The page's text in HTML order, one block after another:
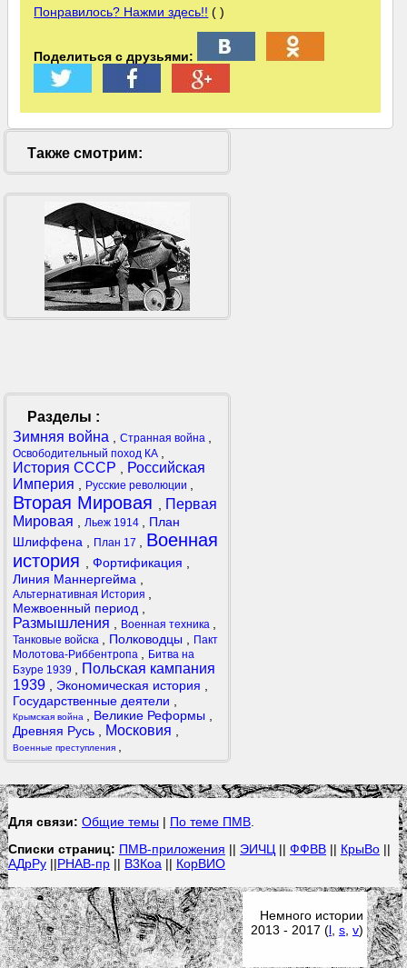
Понравилось? Нажми здесь!! ( )
Поделиться с друзьями:
Также смотрим:
Разделы :
Зимняя война
Странная война
Освободительный поход КА
История СССР
Российская
Империя
Русские революции
Вторая Мировая
Первая
Мировая
Льеж 1914
План
Шлиффена
План 17
Военная
история
Фортификация
Линия Маннергейма
Альтернативная История
Межвоенный период
Размышления Военная техника
Танковые войска Полководцы
Пакт
Молотова-Риббентропа
Битва на
Бзуре 1939
Польская кампания
1939
Экономическая история
Государственные деятели
Крымская война Великие Реформы
Древняя Русь
Московия
Военные преступления
Для связи: Общие темы | По теме ПМВ.
Списки страниц: ПМВ-приложения || ЭИЧЦ || ФФВВ|| КрыВо||
АДрРу||РНАВ-пр|| В3Коа || КорВИО
Немного истории
2013 - 2017 (l ,s ,v)